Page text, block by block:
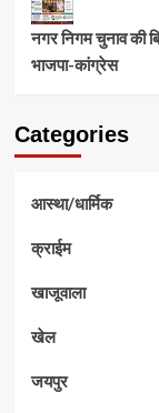
नगर निगम चुनाव की
भाजपा-कांग्रेस
Categories
आस्था/धार्मिक
क्राईम
खाजूवाला
खेल
जयपुर